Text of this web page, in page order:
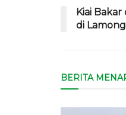
Kiai
di
BERITA